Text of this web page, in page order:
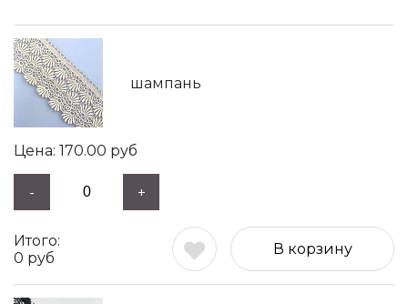
шампань
170.00 руб
- +
0 руб
В корзину